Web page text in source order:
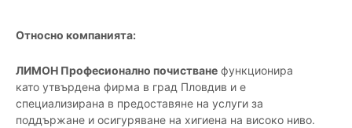
Относно компанията:
ЛИМОН Професионално почистване функционира
като утвърдена фирма в град Пловдив и е
специализирана в предоставяне на услуги за
поддържане и осигуряване на хигиена на високо ниво.